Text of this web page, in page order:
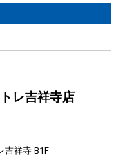
レ吉祥寺店
祥寺 B1F